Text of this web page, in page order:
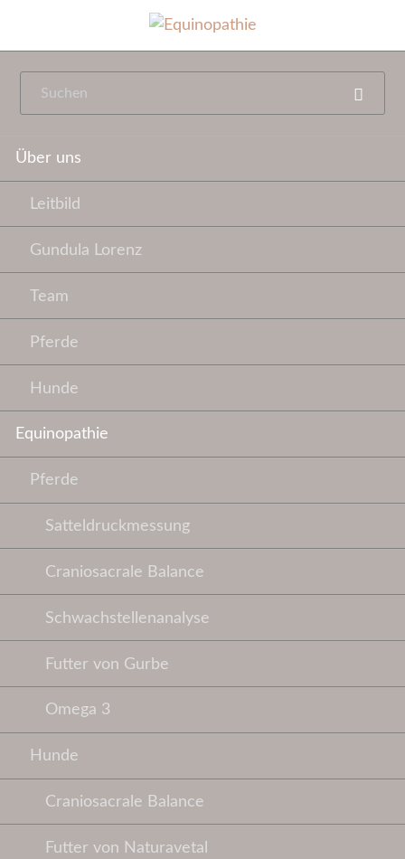
Navigation
Über uns
Leitbild
Gundula Lorenz
Team
Pferde
Hunde
Equinopathie
Pferde
Satteldruckmessung
Craniosacrale Balance
Schwachstellenanalyse
Futter von Gurbe
Omega 3
Hunde
Craniosacrale Balance
Futter von Naturavetal